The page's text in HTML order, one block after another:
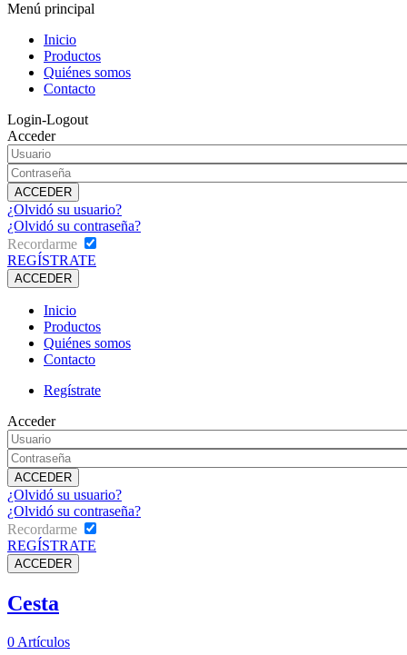
Menú principal
Inicio
Productos
Quiénes somos
Contacto
Login-Logout
Acceder
¿Olvidó su usuario?
¿Olvidó su contraseña?
Recordarme
REGÍSTRATE
Inicio
Productos
Quiénes somos
Contacto
Regístrate
Acceder
¿Olvidó su usuario?
¿Olvidó su contraseña?
Recordarme
REGÍSTRATE
Cesta
0 Artículos